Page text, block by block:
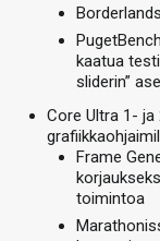
kaatua
sliderin”
Core Ultra 1-
Frame
toimintoa